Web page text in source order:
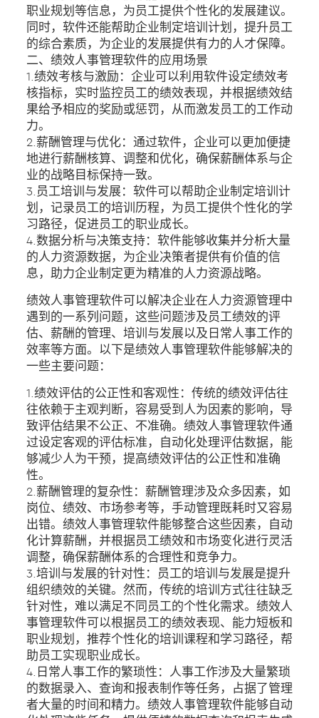
职业规划等信息，为员工提供个性化的发展建议。
同时，软件还能帮助企业制定培训计划，提升员工
的综合素质，为企业的发展提供有力的人才保障。
二、绩效人事管理软件的应用场景
1.绩效考核与激励：企业可以利用软件设定绩效考
核指标，实时监控员工的绩效表现，并根据绩效结
果给予相应的奖励或惩罚，从而激发员工的工作动
力。
2.薪酬管理与优化：通过软件，企业可以更加便捷
地进行薪酬核算、调整和优化，确保薪酬体系与企
业的战略目标保持一致。
3.员工培训与发展：软件可以帮助企业制定培训计
划，记录员工的培训历程，为员工提供个性化的学
习路径，促进员工的职业成长。
4.数据分析与决策支持：软件能够收集并分析大量
的人力资源数据，为企业决策者提供有价值的信
息，助力企业制定更为精准的人力资源战略。
绩效人事管理软件可以解决企业在人力资源管理中
遇到的一系列问题，这些问题涉及员工绩效的评
估、薪酬的管理、培训与发展以及日常人事工作的
效率等方面。以下是绩效人事管理软件能够解决的
一些主要问题：
1.绩效评估的公正性和客观性：传统的绩效评估往
往依赖于主观判断，容易受到人为因素的影响，导
致评估结果不公正、不准确。绩效人事管理软件通
过设定客观的评估标准，自动化处理评估数据，能
够减少人为干预，提高绩效评估的公正性和准确
性。
2.薪酬管理的复杂性：薪酬管理涉及众多因素，如
岗位、绩效、市场参考等，手动管理既耗时又容易
出错。绩效人事管理软件能够整合这些因素，自动
化计算薪酬，并根据员工绩效和市场变化进行灵活
调整，确保薪酬体系的合理性和竞争力。
3.培训与发展的针对性：员工的培训与发展是提升
组织绩效的关键。然而，传统的培训方式往往缺乏
针对性，难以满足不同员工的个性化需求。绩效人
事管理软件可以根据员工的绩效表现、能力短板和
职业规划，推荐个性化的培训课程和学习路径，帮
助员工实现职业成长。
4.日常人事工作的繁琐性：人事工作涉及大量繁琐
的数据录入、查询和报表制作等任务，占据了管理
者大量的时间和精力。绩效人事管理软件能够自动